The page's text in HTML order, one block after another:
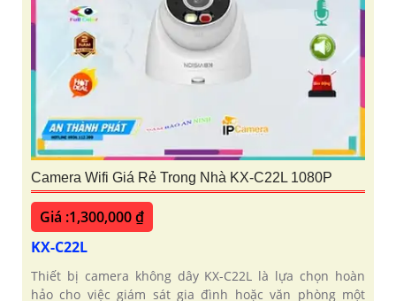
Camera Wifi Giá Rẻ Trong Nhà KX-C22L 1080P
Giá :1,300,000 ₫
KX-C22L
Thiết bị camera không dây KX-C22L là lựa chọn hoàn
hảo cho việc giám sát gia đình hoặc văn phòng một